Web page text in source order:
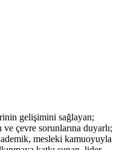
gelişimini sağlayan;
çevre sorunlarına duyarlı;
mesleki kamuoyuyla